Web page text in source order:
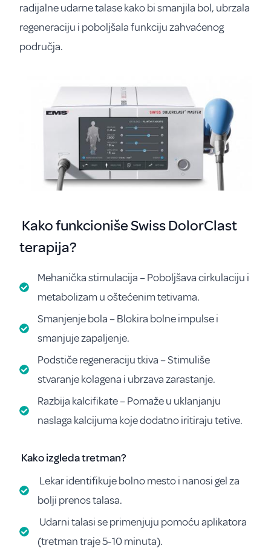
radijalne udarne talase kako bi smanjila bol, ubrzala
regeneraciju i poboljšala funkciju zahvaćenog
područja.
Kako funkcioniše Swiss DolorClast
terapija?
Mehanička stimulacija – Poboljšava cirkulaciju i
metabolizam u oštećenim tetivama.
Smanjenje bola – Blokira bolne impulse i
smanjuje zapaljenje.
Podstiče regeneraciju tkiva – Stimuliše
stvaranje kolagena i ubrzava zarastanje.
Razbija kalcifikate – Pomaže u uklanjanju
naslaga kalcijuma koje dodatno iritiraju tetive.
Kako izgleda tretman?
Lekar identifikuje bolno mesto i nanosi gel za
bolji prenos talasa.
Udarni talasi se primenjuju pomoću aplikatora
(tretman traje 5-10 minuta).